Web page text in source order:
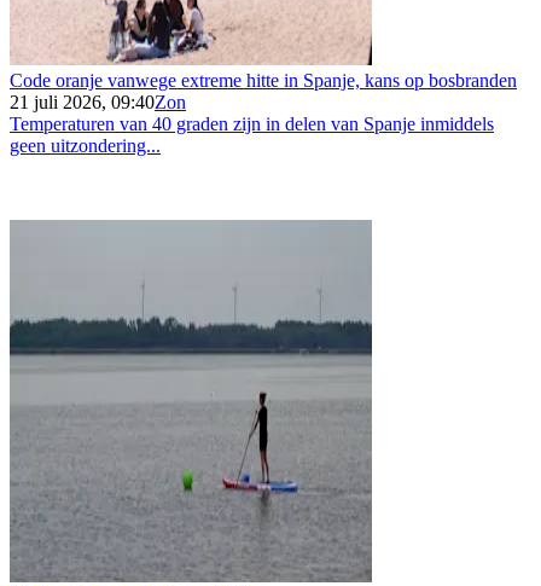
Code oranje vanwege extreme hitte in Spanje, kans op bosbranden
21 juli 2026, 09:40Zon
Temperaturen van 40 graden zijn in delen van Spanje inmiddels
geen uitzondering...